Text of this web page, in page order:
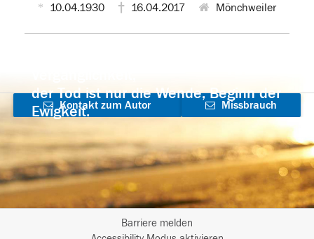
10.04.1930 16.04.2017 Mönchweiler
der Tod ist nur die Wende, Beginn der
Ewigkeit.
Kontakt zum Autor
aufnehmen
Missbrauch
Barriere melden